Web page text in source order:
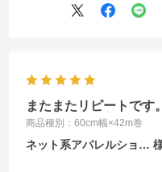
またまたリピートです。
商品種別：60cm幅×42m巻
ネット系アパレルショ…